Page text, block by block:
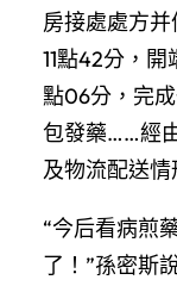
房接處處方并
11點42分，開
點06分，完
包發藥……經
及物流配送情
“今后看病煎
了！”孫密斯